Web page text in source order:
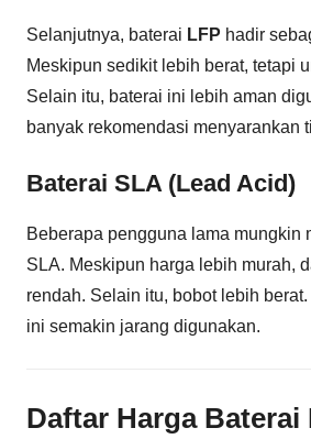
Selanjutnya, baterai LFP hadir
Meskipun sedikit lebih berat, tetapi
Selain itu, baterai ini lebih aman
banyak rekomendasi menyarankan
Baterai SLA (Lead Acid)
Beberapa pengguna lama mungkin
SLA. Meskipun harga lebih murah,
rendah. Selain itu, bobot lebih
ini semakin jarang digunakan.
Daftar Harga Baterai